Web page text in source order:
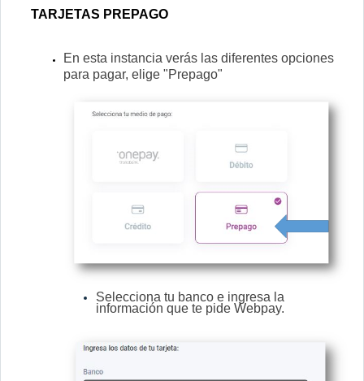
TARJETAS PREPAGO
En esta instancia verás las diferentes opciones
para pagar, elige "Prepago"
Selecciona tu banco e ingresa la
información que te pide Webpay.